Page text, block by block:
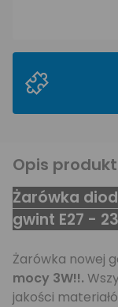
Opis
Żarówka
gwint E27 -
Żarówka nowej
mocy 3W!!.
jakości